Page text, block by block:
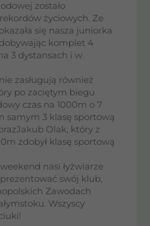
zostało
życiowych. Ze
się nasza juniorka
komplet 4
3 dystansach i w
zasługują również
po zaciętym biegu
czas na 1000m o 7
samym 3 klasę sportową
Olak, który z
zdobył klasę sportową
nasi łyżwiarze
swój klub,
Zawodach
Wszyscy